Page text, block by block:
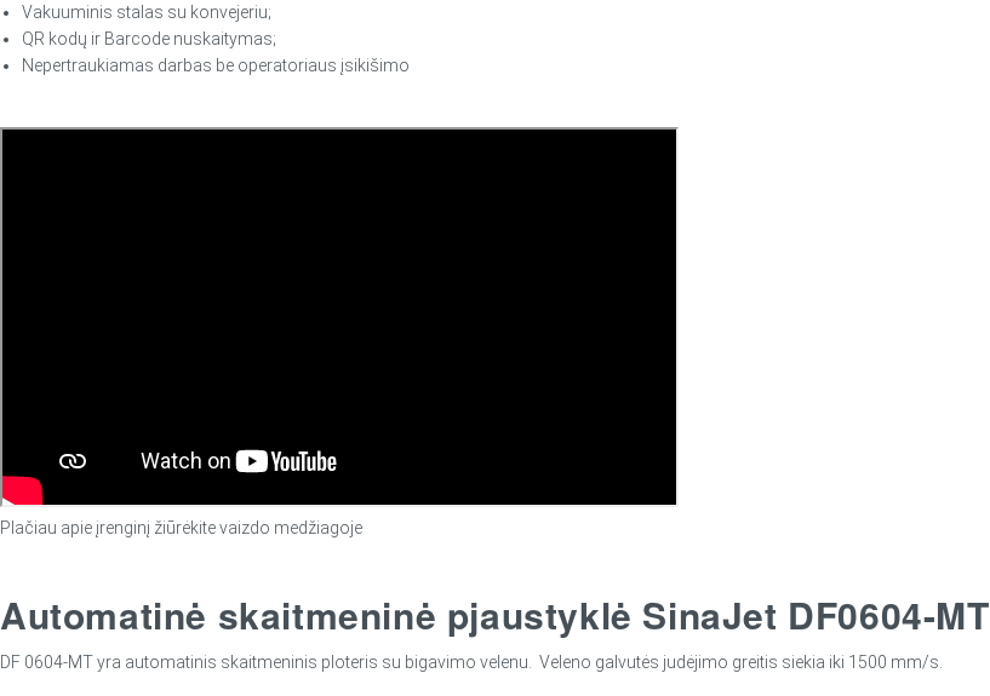
Vakuuminis stalas su konvejeriu;
QR kodų ir Barcode nuskaitymas;
Nepertraukiamas darbas be operatoriaus įsikišimo
Plačiau apie įrenginį žiūrėkite vaizdo medžiagoje
Automatinė skaitmeninė pjaustyklė SinaJet DF0604-MT
DF 0604-MT yra automatinis skaitmeninis ploteris su bigavimo velenu. Veleno galvutės judėjimo greitis siekia iki 1500 mm/s.